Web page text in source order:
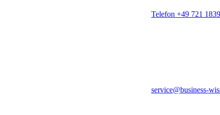
Telefon +49 721
service@business-